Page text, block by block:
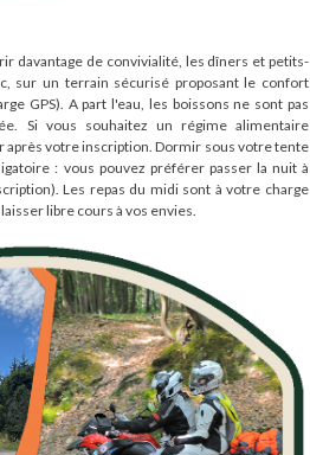
davantage de convivialité, les dîners et petits-
sur un terrain sécurisé proposant le confort
GPS). A part l'eau, les boissons ne sont pas
Si vous souhaitez un régime alimentaire
votre inscription. Dormir sous votre tente
: vous pouvez préférer passer la nuit à
Les repas du midi sont à votre charge
libre cours à vos envies.